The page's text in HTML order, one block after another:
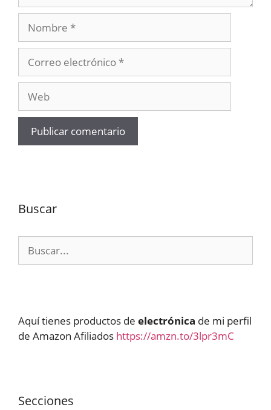
Nombre
electrónico
Buscar
Aquí tienes productos de electrónica de mi perfil
de Amazon Afiliados https://amzn.to/3lpr3mC
Secciones